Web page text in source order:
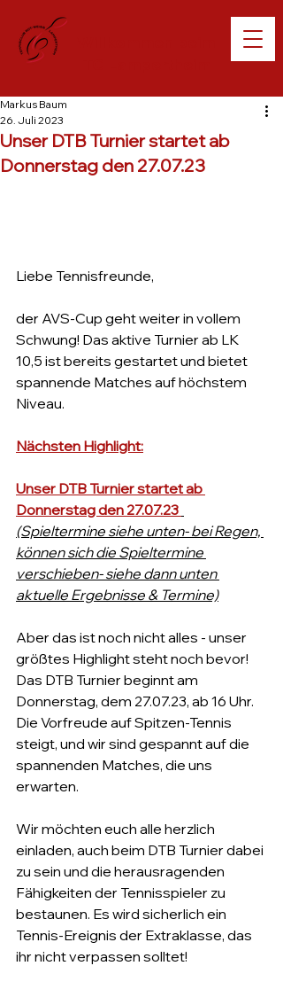
Unser DTB Turnier startet ab
Donnerstag den 27.07.23
Markus Baum
26. Juli 2023
Liebe Tennisfreunde,
der AVS-Cup geht weiter in vollem
Schwung! Das aktive Turnier ab LK
10,5 ist bereits gestartet und bietet
spannende Matches auf höchstem
Niveau.
Nächsten Highlight:
Unser DTB Turnier startet ab
Donnerstag den 27.07.23
(Spieltermine siehe unten- bei Regen,
können sich die Spieltermine
verschieben- siehe dann unten
aktuelle Ergebnisse & Termine)
Aber das ist noch nicht alles - unser
größtes Highlight steht noch bevor!
Das DTB Turnier beginnt am
Donnerstag, dem 27.07.23, ab 16 Uhr.
Die Vorfreude auf Spitzen-Tennis
steigt, und wir sind gespannt auf die
spannenden Matches, die uns
erwarten.
Wir möchten euch alle herzlich
einladen, auch beim DTB Turnier dabei
zu sein und die herausragenden
Fähigkeiten der Tennisspieler zu
bestaunen. Es wird sicherlich ein
Tennis-Ereignis der Extraklasse, das
ihr nicht verpassen solltet!